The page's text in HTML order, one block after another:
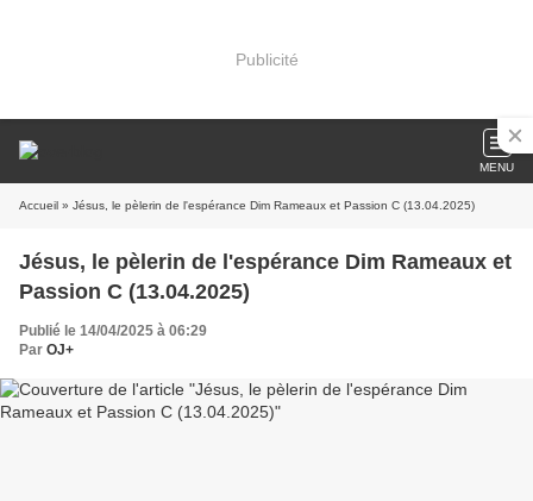
Publicité
MENU
Accueil » Jésus, le pèlerin de l'espérance Dim Rameaux et Passion C (13.04.2025)
Jésus, le pèlerin de l'espérance Dim Rameaux et
Passion C (13.04.2025)
Publié le 14/04/2025 à 06:29
Par OJ+